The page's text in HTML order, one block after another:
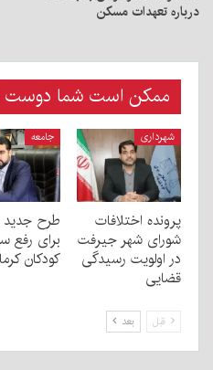
درباره تعهدات مسکن
ممکن است شما دوست
شهرداری
پرونده اختلافات
شورای شهر جیرفت
در اولویت رسیدگی
قضایی
جامعه
طرح
برای رفع
کودکان
قبل بعد